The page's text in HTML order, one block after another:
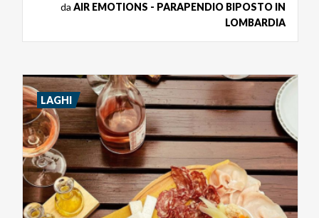
da AIR EMOTIONS - PARAPENDIO BIPOSTO IN
LOMBARDIA
LAGHI